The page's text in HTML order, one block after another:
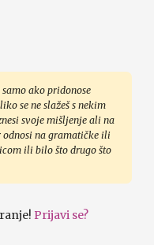
ako pridonose
se ne slažeš s nekim
svoje mišljenje ali na
odnosi na gramatičke ili
ili bilo što drugo što
Prijavi se?